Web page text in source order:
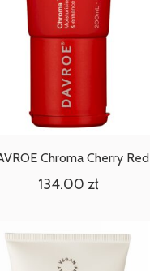
Chroma Cherry Red
134.00 zł